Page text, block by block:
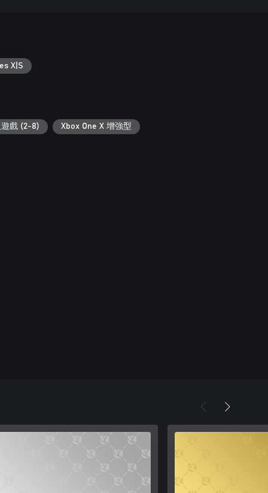
X|S
戲 (2-8) Xbox One X 增強型